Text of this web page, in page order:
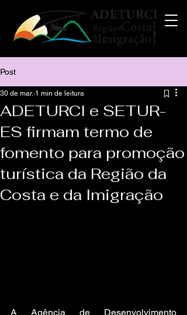
Post
ADETURCI e SETUR-
ES firmam termo de
fomento para promoção
turística da Região da
Costa e da Imigração
30 de mar. 1 min de leitura
A Agência de Desenvolvimento